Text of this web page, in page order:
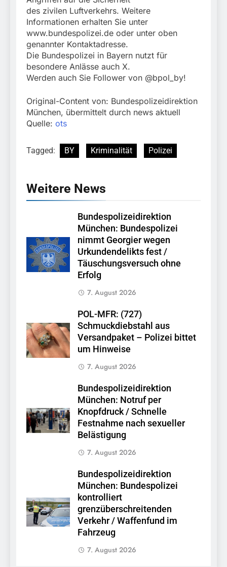
des zivilen Luftverkehrs. Weitere
Informationen erhalten Sie unter
www.bundespolizei.de oder unter oben
genannter Kontaktadresse.
Die Bundespolizei in Bayern nutzt für
besondere Anlässe auch X.
Werden auch Sie Follower von @bpol_by!
Original-Content von: Bundespolizeidirektion
München, übermittelt durch news aktuell
Quelle: ots
Tagged: BY Kriminalität Polizei
Weitere News
Bundespolizeidirektion
München: Bundespolizei
nimmt Georgier wegen
Urkundendelikts fest /
Täuschungsversuch ohne
Erfolg
7. August 2026
POL-MFR: (727)
Schmuckdiebstahl aus
Versandpaket – Polizei bittet
um Hinweise
7. August 2026
Bundespolizeidirektion
München: Notruf per
Knopfdruck / Schnelle
Festnahme nach sexueller
Belästigung
7. August 2026
Bundespolizeidirektion
München: Bundespolizei
kontrolliert
grenzüberschreitenden
Verkehr / Waffenfund im
Fahrzeug
7. August 2026